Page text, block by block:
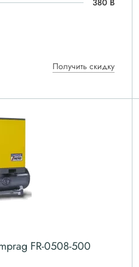
380 В
Получить скидку
FR-0508-500